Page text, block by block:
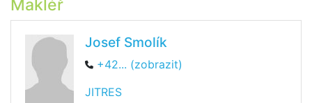
Makléř
Josef Smolík
+42... (zobrazit)
JITRES